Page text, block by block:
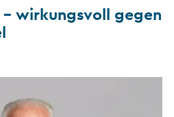
– wirkungsvoll gegen